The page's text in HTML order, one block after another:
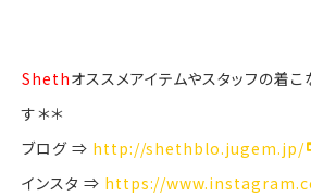
Shethオススメアイテムやスタッフの着
す＊＊
ブログ ⇒ http://shethblo.jugem.jp/
インスタ ⇒ https://